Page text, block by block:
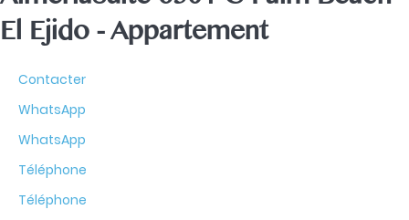
El Ejido -Appartement
Contacter
WhatsApp
WhatsApp
Téléphone
Téléphone